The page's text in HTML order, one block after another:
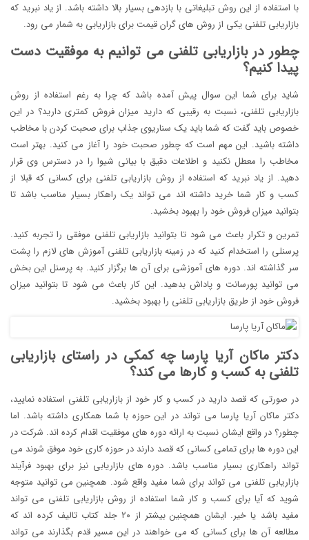
با استفاده از این روش تبلیغاتی با بازدهی بسیار بالا داشته باشد. از یاد نبرید که
بازاریابی تلفنی یکی از روش های گران قیمت برای بازاریابی به شمار می رود.
چطور در بازاریابی تلفنی می توانیم به موفقیت دست
پیدا کنیم؟
شاید برای شما این سوال پیش آمده باشد که چرا به رغم استفاده از روش
بازاریابی تلفنی، نسبت به رقیبی که دارید میزان فروش کمتری دارید؟ در این
خصوص باید گفت که شما باید یک سناریوی جذاب برای صحبت کردن با مخاطب
داشته باشید. این مهم است که چطور صحبت خود را آغاز می کنید. بهتر است
مخاطب را معطل نکنید و اطلاعات دقیق با بیانی شیوا را در دسترس وی قرار
دهید. از یاد نبرید که استفاده از روش بازاریابی تلفنی برای کسانی که قبلا از
کسب و کار شما خرید داشته اند می تواند یک راهکار بسیار مناسب باشد تا
بتوانید میزان فروش خود را بهبود بخشید.
تمرین و تکرار باعث می شود تا بتوانید بازاریابی تلفنی موفقی را تجربه کنید.
پرسنلی را استخدام کنید که در زمینه بازاریابی تلفنی آموزش های لازم را پشت
سر گذاشته اند. دوره های آموزشی برای آن ها برگزار کنید. به پرسنل این بخش
می توانید پورسانت و پاداش بدهید. این کار باعث می شود تا بتوانید میزان
فروش خود از طریق بازاریابی تلفنی را بهبود بخشید.
دکتر ماکان آریا پارسا چه کمکی در راستای بازاریابی
تلفنی به کسب و کارها می کند؟
در صورتی که قصد دارید در کسب و کار خود از بازاریابی تلفنی استفاده نمایید،
دکتر ماکان آریا پارسا می تواند در این حوزه با شما همکاری داشته باشد. اما
چطور؟ در واقع ایشان نسبت به ارائه دوره های موفقیت اقدام کرده اند. شرکت در
این دوره ها برای تمامی کسانی که قصد دارند در حوزه کاری خود موفق شوند می
تواند راهکاری بسیار مناسب باشد. دوره های بازاریابی نیز برای بهبود فرآیند
بازاریابی تلفنی می تواند برای شما مفید واقع شود. همچنین می توانید متوجه
شوید که آیا برای کسب و کار شما استفاده از روش بازاریابی تلفنی می تواند
مفید باشد یا خیر. ایشان همچنین بیشتر از ۲۰ جلد کتاب تالیف کرده اند که
مطالعه آن ها برای کسانی که می خواهند در این مسیر قدم بگذارند می تواند